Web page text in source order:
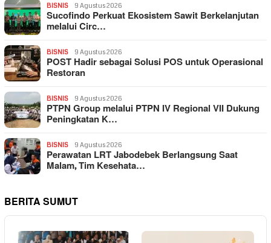
BISNIS 9 Agustus 2026
Sucofindo Perkuat Ekosistem Sawit Berkelanjutan
melalui Circ…
BISNIS 9 Agustus 2026
POST Hadir sebagai Solusi POS untuk Operasional
Restoran
BISNIS 9 Agustus 2026
PTPN Group melalui PTPN IV Regional VII Dukung
Peningkatan K…
BISNIS 9 Agustus 2026
Perawatan LRT Jabodebek Berlangsung Saat
Malam, Tim Kesehata…
BERITA SUMUT